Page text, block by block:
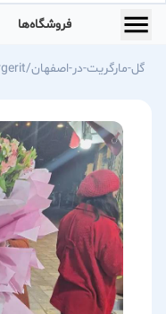
فروشگاه‌ها
https://chechilas.com/gole_margerit/گل-مارگریت-در-اصفهان